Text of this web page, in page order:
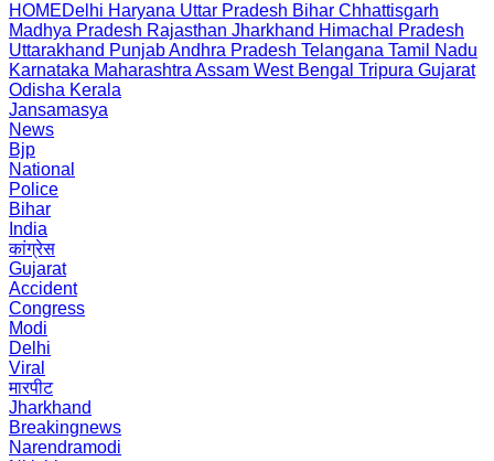
HOMEDelhi Haryana Uttar Pradesh Bihar Chhattisgarh
Madhya Pradesh Rajasthan Jharkhand Himachal Pradesh
Uttarakhand PunjabAndhra Pradesh Telangana Tamil Nadu
Karnataka Maharashtra Assam West Bengal Tripura Gujarat
Odisha Kerala
Jansamasya
News
Bjp
National
Police
Bihar
India
कांग्रेस
Gujarat
Accident
Congress
Modi
Delhi
Viral
मारपीट
Jharkhand
Breakingnews
Narendramodi